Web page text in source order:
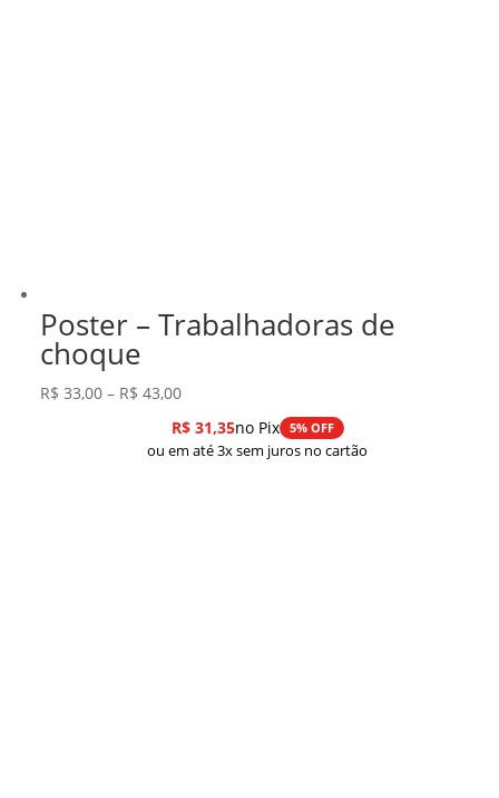
Poster – Trabalhadoras de
choque
R$ 33,00 – R$ 43,00Faixa
de
preço:
R$31,35no Pix 5% OFF
ou em até 3x sem juros no cartão